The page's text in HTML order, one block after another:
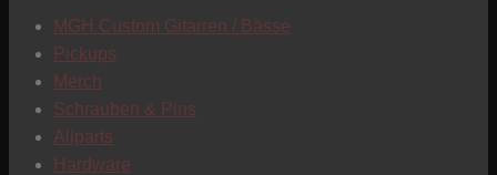
MGH Custom Gitarren / Bässe
Pickups
Merch
Schrauben & Pins
Allparts
Hardware